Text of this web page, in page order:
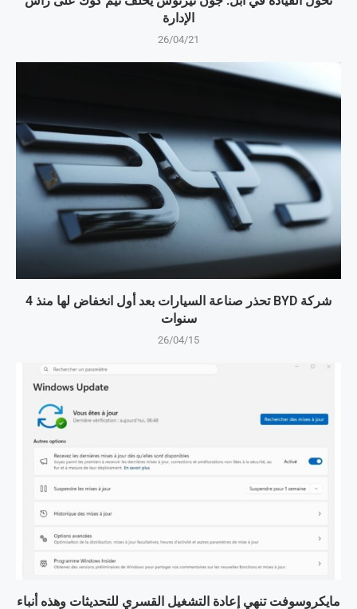
الإدارة
26/04/21
شركة BYD تحذر صناعة السيارات بعد أول انخفاض لها منذ 4
سنوات
26/04/15
مايكروسوفت تنهي إعادة التشغيل القسري للتحديثات وهذه أنباء